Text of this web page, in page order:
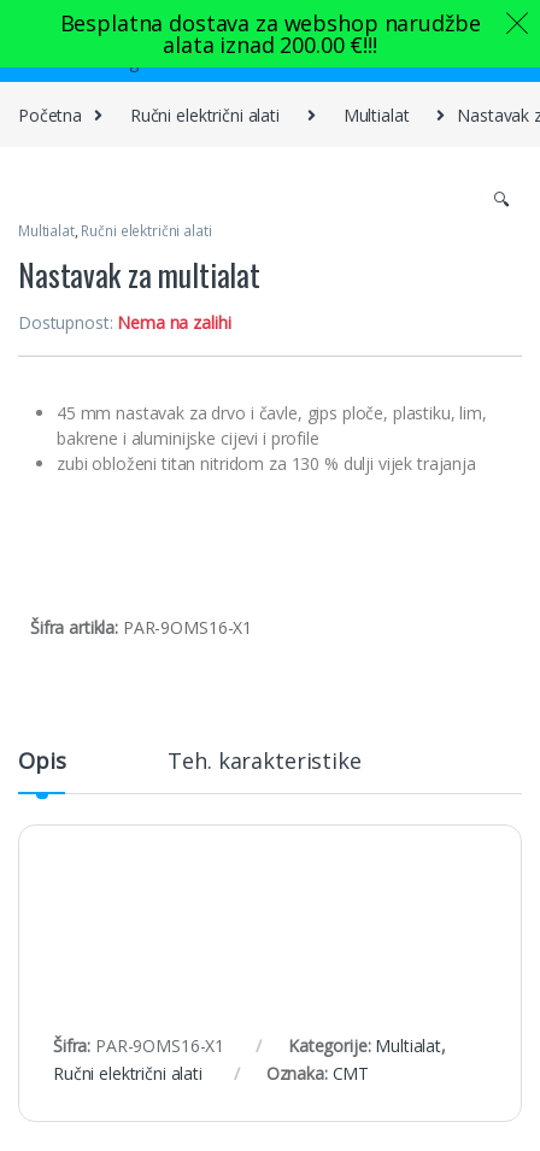
Skip to navigation
Skip to content
Početna Ručni električni alati Multialat Nastavak
🔍
Multialat, Ručni električni alati
Nastavak za multialat
Dostupnost: Nema na zalihi
45 mm nastavak za drvo i čavle, gips ploče, plastiku, lim,
bakrene i aluminijske cijevi i profile
zubi obloženi titan nitridom za 130 % dulji vijek trajanja
Šifra artikla: PAR-9OMS16-X1
Opis Teh. karakteristike
Šifra: PAR-9OMS16-X1 Kategorije: Multialat,
Ručni električni alati
Oznaka: CMT
Besplatna dostava za webshop narudžbe
alata iznad 200.00 €!!!